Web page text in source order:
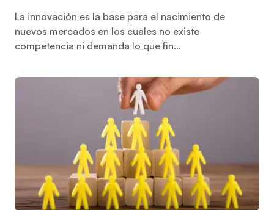
La innovación es la base para el nacimiento de
nuevos mercados en los cuales no existe
competencia ni demanda lo que fin...